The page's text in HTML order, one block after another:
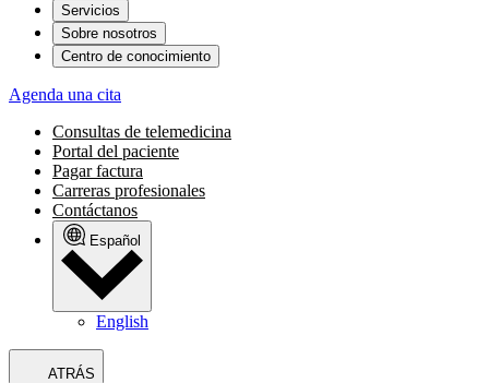
Servicios
Sobre nosotros
Centro de conocimiento
Agenda una cita
Consultas de telemedicina
Portal del paciente
Pagar factura
Carreras profesionales
Contáctanos
Español
English
ATRÁS